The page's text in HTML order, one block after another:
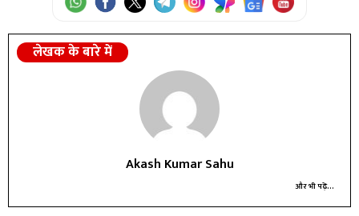
लेखक के बारे में
Akash Kumar Sahu
और भी पढ़ें...